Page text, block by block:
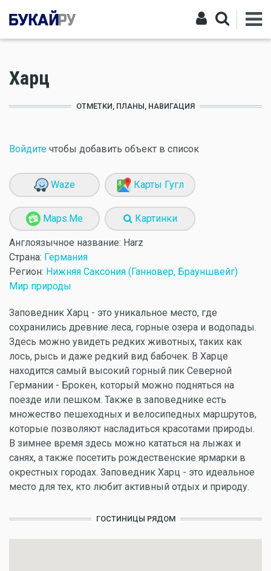
Харц
ОТМЕТКИ, ПЛАНЫ, НАВИГАЦИЯ
Войдите чтобы добавить объект в список
Waze Карты Гугл
Maps.Me Картинки
Англоязычное название: Harz
Страна: Германия
Регион: Нижняя Саксония (Ганновер, Брауншвейг)
Мир природы
Заповедник Харц - это уникальное место, где
сохранились древние леса, горные озера и водопады.
Здесь можно увидеть редких животных, таких как
лось, рысь и даже редкий вид бабочек. В Харце
находится самый высокий горный пик Северной
Германии - Брокен, который можно подняться на
поезде или пешком. Также в заповеднике есть
множество пешеходных и велосипедных маршрутов,
которые позволяют насладиться красотами природы.
В зимнее время здесь можно кататься на лыжах и
санях, а также посетить рождественские ярмарки в
окрестных городах. Заповедник Харц - это идеальное
место для тех, кто любит активный отдых и природу.
ГОСТИНИЦЫ РЯДОМ